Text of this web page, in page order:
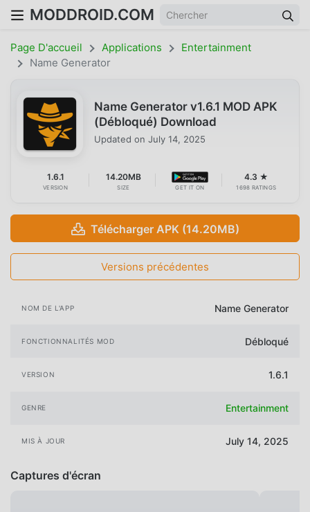
MODDROID.COM
Page D'accueil Applications
Entertainment
Name Generator
Name Generator v1.6.1 MOD APK
(Débloqué) Download
Updated on July 14, 2025
1.6.1
VERSION
14.20MB
SIZE GET IT ON
4.3 ★
1698 RATINGS
Télécharger APK (14.20MB)
Versions précédentes
NOM DE L'APP Name Generator
FONCTIONNALITÉS MOD Débloqué
VERSION 1.6.1
GENRE Entertainment
MIS À JOUR July 14, 2025
Captures d'écran